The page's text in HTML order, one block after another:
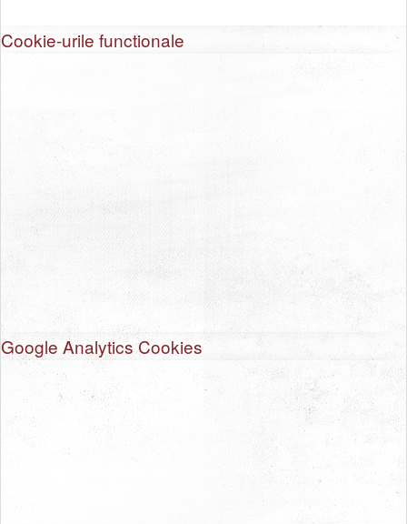
Cookie-urile functionale
Google Analytics Cookies